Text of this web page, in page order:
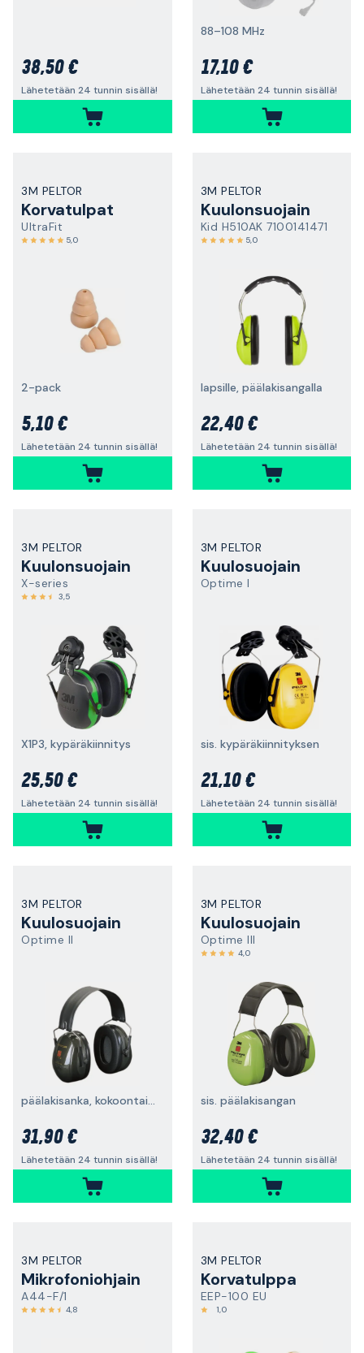
38,50 €
Lähetetään 24 tunnin sisällä!
88–108 MHz
17,10 €
Lähetetään 24 tunnin sisällä!
3M PELTOR
Korvatulpat
UltraFit
5,0
2-pack
5,10 €
Lähetetään 24 tunnin sisällä!
3M PELTOR
Kuulonsuojain
Kid H510AK 7100141471
5,0
lapsille, päälakisangalla
22,40 €
Lähetetään 24 tunnin sisällä!
3M PELTOR
Kuulonsuojain
X-series
3,5
X1P3, kypäräkiinnitys
25,50 €
Lähetetään 24 tunnin sisällä!
3M PELTOR
Kuulosuojain
Optime I
sis. kypäräkiinnityksen
21,10 €
Lähetetään 24 tunnin sisällä!
3M PELTOR
Kuulosuojain
Optime II
päälakisanka, kokoontaitettava
31,90 €
Lähetetään 24 tunnin sisällä!
3M PELTOR
Kuulosuojain
Optime III
4,0
sis. päälakisangan
32,40 €
Lähetetään 24 tunnin sisällä!
3M PELTOR
Mikrofoniohjain
A44-F/1
4,8
3M PELTOR
Korvatulppa
EEP-100 EU
1,0